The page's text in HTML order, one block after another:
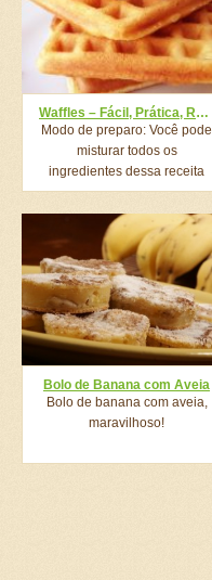
Waffles – Fácil, Prática, Rápida e Deliciosa
Modo de preparo: Você pode
misturar todos os
ingredientes dessa receita
de...
Bolo de Banana com Aveia
Bolo de banana com aveia,
maravilhoso!